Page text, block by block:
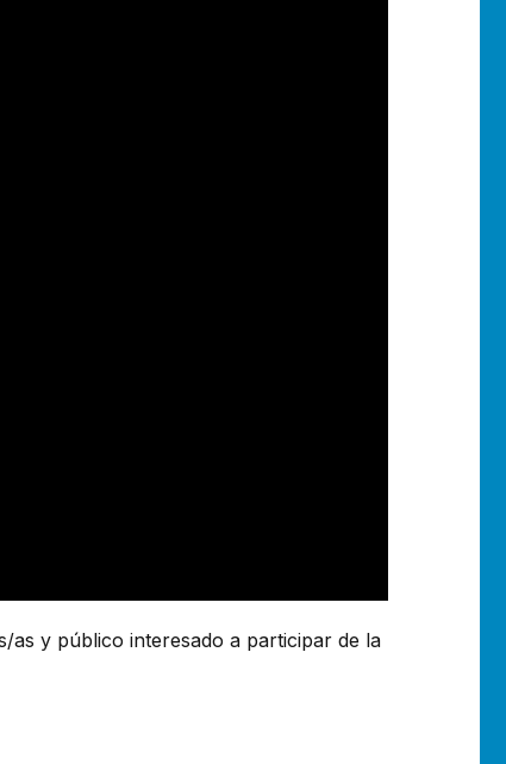
as y público interesado a participar de la